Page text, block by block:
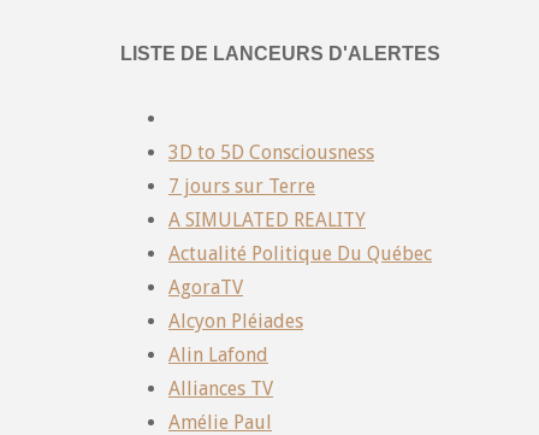
LISTE DE LANCEURS D'ALERTES
3D to 5D Consciousness
7 jours sur Terre
A SIMULATED REALITY
Actualité Politique Du Québec
AgoraTV
Alcyon Pléiades
Alin Lafond
Alliances TV
Amélie Paul